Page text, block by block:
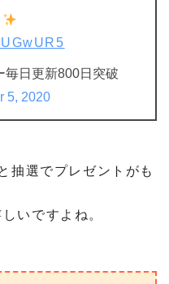
日更新800日突破
5, 2020
抽選でプレゼントがも
いですよね。